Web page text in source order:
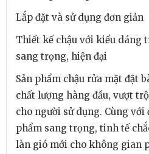
Lắp đặt và sử dụng đơn giản
Thiết kế chậu với kiểu dáng
sang trọng, hiện đại
Sản phẩm chậu rửa mặt đặt
chất lượng hàng đầu, vượt
cho người sử dụng. Cùng với
phẩm sang trọng, tinh tế
làn gió mới cho không gian